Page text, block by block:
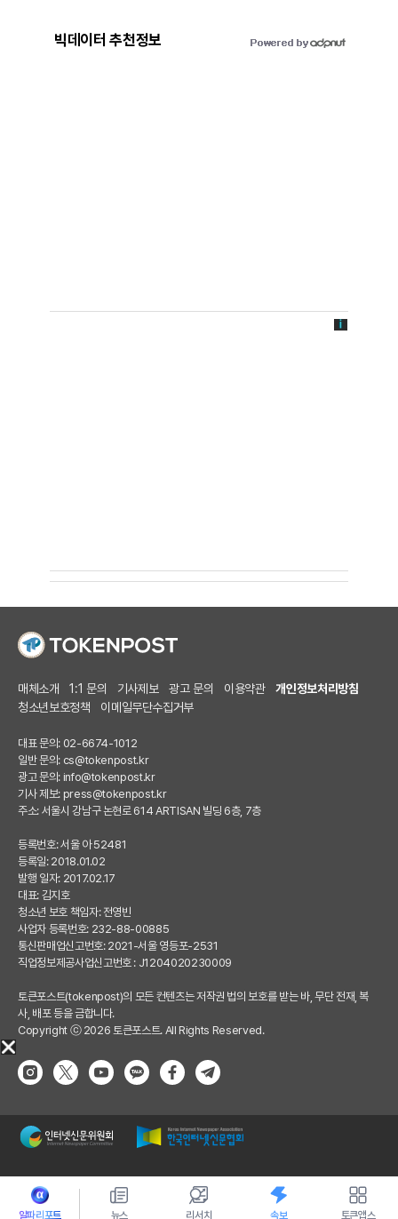
알파리포트 뉴스 리서치 속보 토큰앱스
빅데이터 추천정보
매체소개 1:1 문의 기사제보 광고 문의 이용약관
개인정보처리방침
청소년보호정책
이메일무단수집거부
대표 문의: 02-6674-1012
일반 문의: cs@tokenpost.kr
광고 문의: info@tokenpost.kr
기사 제보: press@tokenpost.kr
주소: 서울시 강남구 논현로 614 ARTISAN 빌딩 6층, 7층
등록번호: 서울 아 52481
등록일: 2018.01.02
발행 일자: 2017.02.17
대표: 김지호
청소년 보호 책임자: 전영빈
사업자 등록번호: 232-88-00885
통신판매업신고번호: 2021-서울 영등포-2531
직업정보제공사업신고번호 : J1204020230009
토큰포스트(tokenpost)의 모든 컨텐츠는 저작권 법의 보호를 받는 바, 무단 전재, 복
사, 배포 등을 금합니다.
Copyright ⓒ 2026 토큰포스트. All Rights Reserved.